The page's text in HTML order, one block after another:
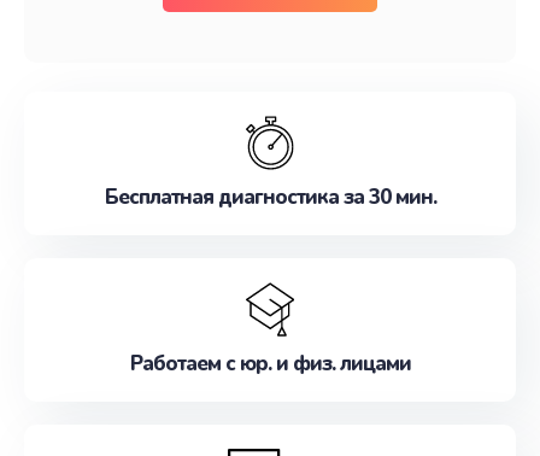
Бесплатная диагностика за 30 мин.
Работаем с юр. и физ. лицами